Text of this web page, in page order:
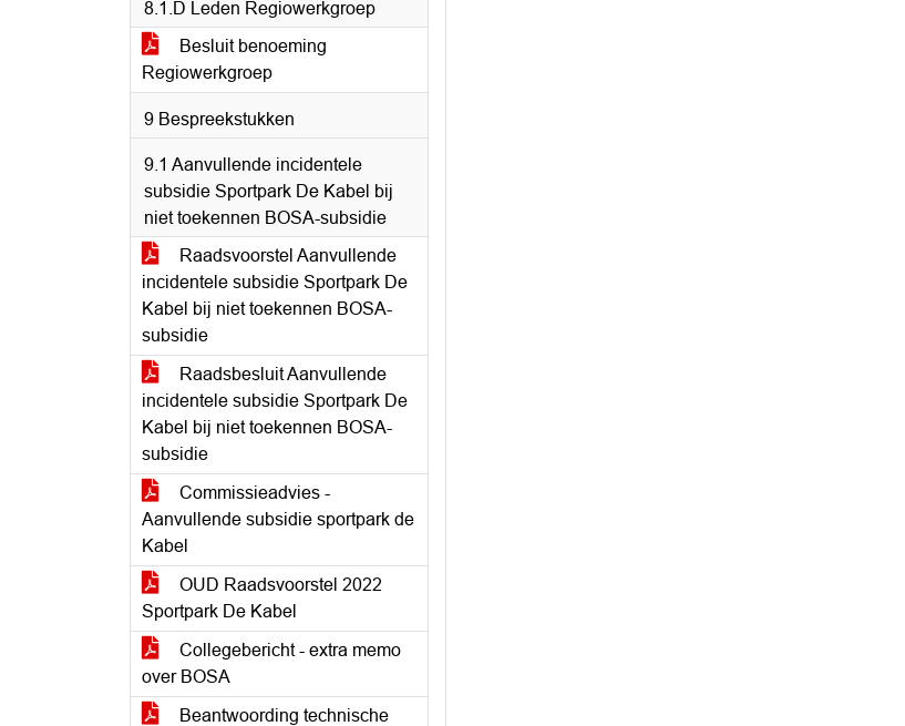
8.1.D Leden Regiowerkgroep
Besluit benoeming
Regiowerkgroep
9 Bespreekstukken
9.1 Aanvullende incidentele
subsidie Sportpark De Kabel bij
niet toekennen BOSA-subsidie
Raadsvoorstel Aanvullende
incidentele subsidie Sportpark De
Kabel bij niet toekennen BOSA-
subsidie
Raadsbesluit Aanvullende
incidentele subsidie Sportpark De
Kabel bij niet toekennen BOSA-
subsidie
Commissieadvies -
Aanvullende subsidie sportpark de
Kabel
OUD Raadsvoorstel 2022
Sportpark De Kabel
Collegebericht - extra memo
over BOSA
Beantwoording technische